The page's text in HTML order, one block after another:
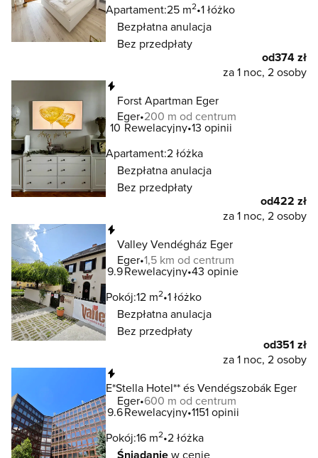
Apartament:25 m2 1 łóżko
Bezpłatna anulacja
Bez przedpłaty
od374 zł
za 1 noc, 2 osoby
Forst Apartman Eger
Eger 200 m od centrum
10 Rewelacyjny 13 opinii
Apartament:2 łóżka
Bezpłatna anulacja
Bez przedpłaty
od422 zł
za 1 noc, 2 osoby
Valley Vendégház Eger
Eger 1,5 km od centrum
9.9Rewelacyjny 43 opinie
Pokój:12 m2 1 łóżko
Bezpłatna anulacja
Bez przedpłaty
od351 zł
za 1 noc, 2 osoby
E*Stella Hotel** és Vendégszobák Eger
Eger 600 m od centrum
9.6Rewelacyjny 1151 opinii
Pokój:16 m2 2 łóżka
w cenie